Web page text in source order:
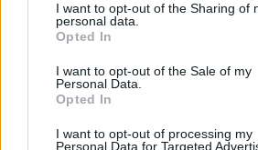
I want to opt-out of the Sharing of
personal data.
Opted In
I want to opt-out of the Sale of my
Personal Data.
Opted In
I want to opt-out of processing my
Personal Data for Targeted
Πριν 11 χρόνια